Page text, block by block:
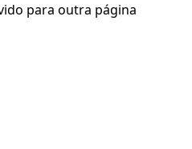
para outra página